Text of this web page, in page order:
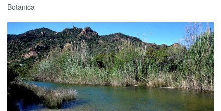
Botanica